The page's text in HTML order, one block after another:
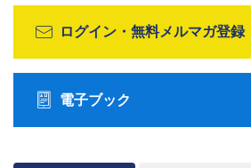
ログイン・無料メルマガ登録
電子ブック